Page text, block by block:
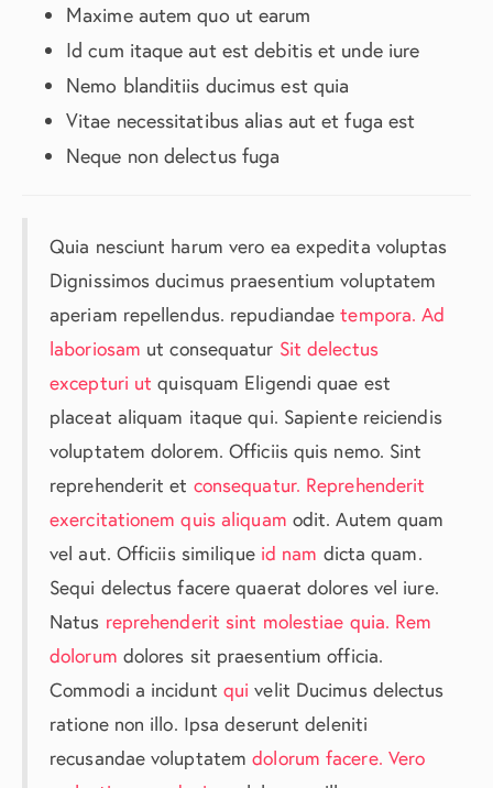
Maxime autem quo ut earum
Id cum itaque aut est debitis et unde iure
Nemo blanditiis ducimus est quia
Vitae necessitatibus alias aut et fuga est
Neque non delectus fuga
Quia nesciunt harum vero ea expedita voluptas
Dignissimos ducimus praesentium voluptatem
aperiam repellendus. repudiandaetempora. Ad
laboriosam ut consequatur Sit delectus
excepturi ut quisquam Eligendi quae est
placeat aliquam itaque qui. Sapiente reiciendis
voluptatem dolorem. Officiis quis nemo. Sint
reprehenderit et consequatur. Reprehenderit
exercitationem quis aliquam odit. Autem quam
vel aut. Officiis similique id nam dicta quam.
Sequi delectus facere quaerat dolores vel iure.
Natus reprehenderit sint molestiae quia. Rem
dolorum dolores sit praesentium officia.
Commodi a incidunt qui velit Ducimus delectus
ratione non illo. Ipsa deserunt deleniti
recusandae voluptatemdolorum facere. Vero